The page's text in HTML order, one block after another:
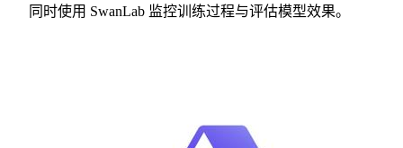
同时使用 SwanLab 监控训练过程与评估模型效果。